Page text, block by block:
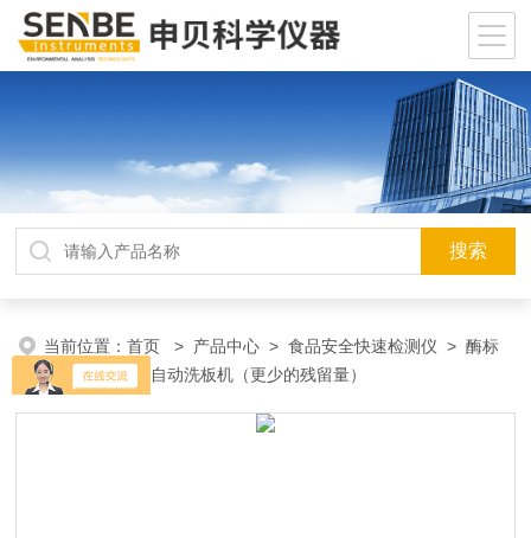
当前位置：首页 > 产品中心 >食品安全快速检测仪 >酶标
仪
> HW-150自动洗板机（更少的残留量）